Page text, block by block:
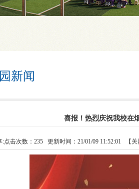
新闻
喜报！热烈庆祝我校在
点击次数： 235 更新时间：21/01/09 11:52:01 【 关
: